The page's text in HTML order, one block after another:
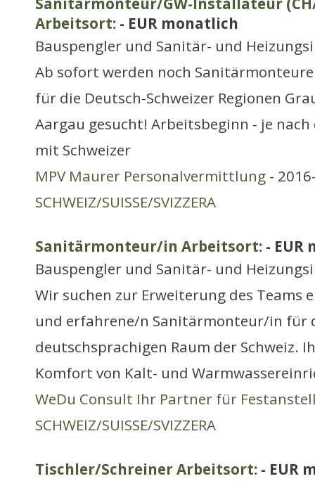
Arbeitsort: - EUR monatlich
Bauspengler und Sanitär- und
Ab sofort werden noch
für die Deutsch-Schweizer Regionen
Aargau gesucht! Arbeitsbeginn - je
mit Schweizer
MPV Maurer Personalvermittlung -
SCHWEIZ/SUISSE/SVIZZERA
Sanitärmonteur/in Arbeitsort: - EUR
Bauspengler und Sanitär- und
Wir suchen zur Erweiterung des Teams
und erfahrene/n Sanitärmonteur/in für
deutschsprachigen Raum der Schweiz.
Komfort von Kalt- und
WeDu Consult Ihr Partner für
SCHWEIZ/SUISSE/SVIZZERA
Tischler/Schreiner Arbeitsort: - EUR